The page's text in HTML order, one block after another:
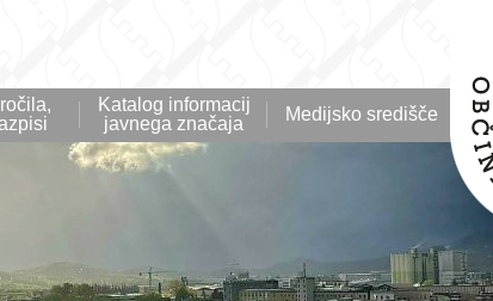
Katalog informacij
javnega značaja
Medijsko središče